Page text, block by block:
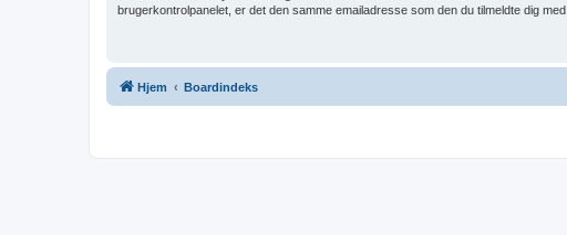
brugerkontrolpanelet, er det den samme emailadresse som den du tilmeldte dig med.
Hjem Boardindeks